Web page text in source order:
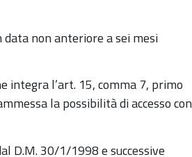
non anteriore a sei mesi
integra l’art. 15, comma 7, primo
la possibilità di accesso con
D.M. 30/1/1998 e successive